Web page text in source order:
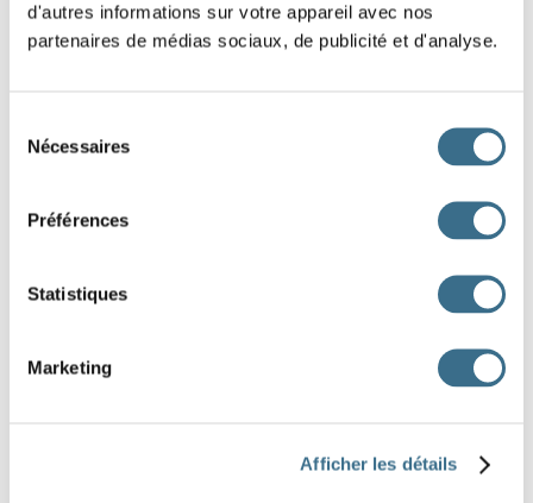
d'autres informations sur votre appareil avec nos
partenaires de médias sociaux, de publicité et d'analyse.
Nécessaires
Préférences
Statistiques
Marketing
Afficher les détails
Test de français pour élèves de 6ème - 3
Test de français pour élèves de 6ème - 4
vocabulaire pour évaluer ton niveau.
Test de français pour élèves de 6ème - 5
10 questions de grammaire, conjugaison, orthographe et